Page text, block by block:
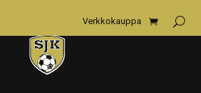
Verkkokauppa